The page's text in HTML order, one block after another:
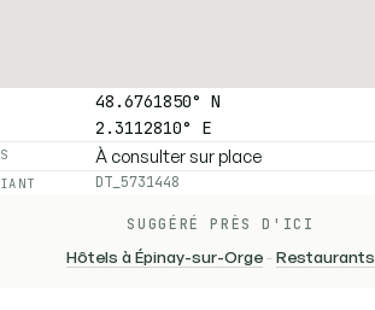
48.6761850° N
2.3112810° E
À consulter sur place
DT_5731448
SUGGÉRÉ PRÈS D'ICI
Hôtels à Épinay-sur-Orge-Restaurants